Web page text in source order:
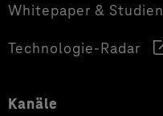
Whitepaper & Studien
Technologie-Radar
Kanäle